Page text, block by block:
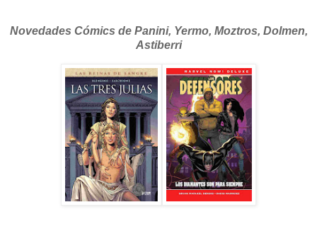
Novedades Cómics de Panini, Yermo, Moztros, Dolmen,
Astiberri